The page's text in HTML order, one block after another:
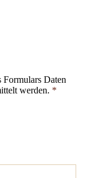
Formulars Daten
werden. *